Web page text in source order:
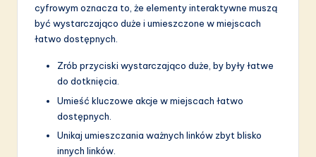
cyfrowym oznacza to, że elementy interaktywne muszą
być wystarczająco duże i umieszczone w miejscach
łatwo dostępnych.
Zrób przyciski wystarczająco duże, by były łatwe
do dotknięcia.
Umieść kluczowe akcje w miejscach łatwo
dostępnych.
Unikaj umieszczania ważnych linków zbyt blisko
innych linków.